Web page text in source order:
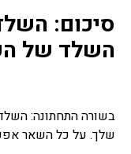
סיכום:
השלד של
בשורה התחתונה:
שלך. על כל השאר